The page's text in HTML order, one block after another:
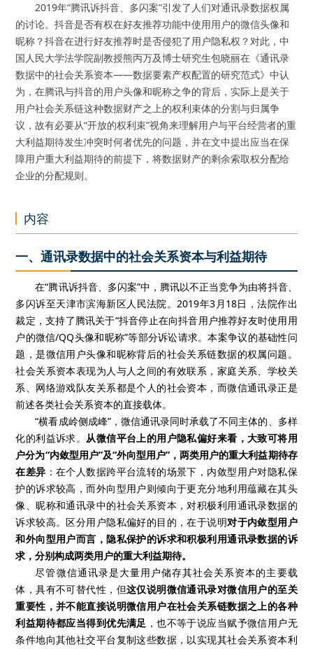
2019年“腾讯诉抖音、多闪案”引发了人们对通讯录数据权属
的讨论。抖音是否有权在好友推荐功能中使用用户的微信头像和
昵称？抖音在进行好友推荐时是否侵犯了用户隐私权？对此，中
国人民大学法学院副教授熊丙万及博士研究生包晓丽在《通讯录
数据中的社会关系资本——数据要素产权配置的研究范式》中认
为，在腾讯与抖音的用户头像和昵称之争的背后，实际上是关于
用户社会关系链这种数据财产之上的权利束体的分割与归属争
议，故有必要从“开放的权利束”视角来理解用户与平台经营者的重
大利益期待发生冲突时何者优先的问题，并在文中提出应当在保
障用户重大利益期待的前提下，将数据财产的剩余索取权分配给
企业的分配规则。
内容
一、通讯录数据中的社会关系资本与利益期待
在“腾讯诉抖音、多闪案”中，腾讯以不正当竞争为由将抖音、
多闪诉至天津市滨海新区人民法院。2019年3月18日，法院作出
裁定，支持了腾讯关于“抖音停止在向抖音用户推荐好友时使用用
户的微信/QQ头像和昵称”等部分诉讼请求。本案争议的基础性问
题，是微信用户头像和昵称背后的社会关系链数据的权属问题。
社会关系资本表现为人与人之间的有效联系，家庭关系、学校关
系、网络游戏队友关系都是个人的社会资本，而微信通讯录正是
前述各类社会关系资本的直接载体。
“横看成岭侧成峰”，微信通讯录同时承载了不同主体的、多样
化的利益诉求。从微信平台上的用户隐私偏好来看，大致可将用
户分为“内敛型用户”及“外向型用户”，两类用户的重大利益期待存
在差异 ：在个人数据跨平台流转的场景下，内敛型用户对隐私保
护的诉求较高，而外向型用户则倾向于更充分地利用蕴藏在其头
像、昵称和通讯录中的社会关系资本，对积极利用通讯录数据的
诉求较高。区分用户隐私偏好的目的，在于说明对于内敛型用户
和外向型用户而言，隐私保护的诉求和积极利用通讯录数据的诉
求，分别构成两类用户的重大利益期待。
尽管微信通讯录是大量用户储存其社会关系资本的主要载
体，具有不可替代性，但这仅说明微信通讯录对微信用户的至关
重要性，并不能直接说明微信用户在社会关系链数据之上的各种
利益期待都应当得到优先满足 ，也不等于说应当赋予微信用户无
条件地向其他社交平台复制这些数据，以实现其社会关系资本利